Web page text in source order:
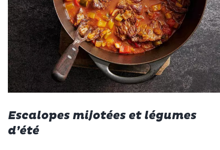
Escalopes mijotées et légumes
d’été